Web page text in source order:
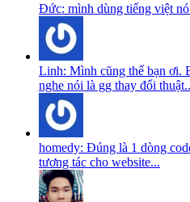
Đức: mình dùng tiếng việt nó
Linh: Mình cũng thế bạn ơi.
nghe nói là gg thay đổi
homedy: Đúng là 1 dòng
tương tác cho website...